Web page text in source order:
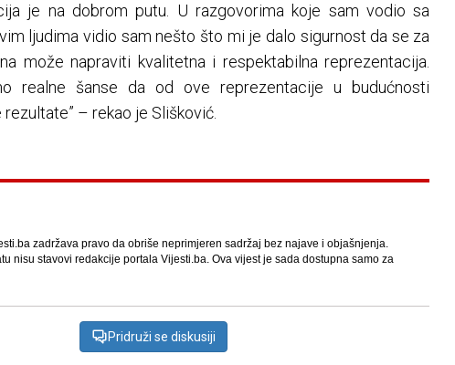
je na dobrom putu. U razgovorima koje sam vodio sa
ljudima vidio sam nešto što mi je dalo sigurnost da se za
može napraviti kvalitetna i respektabilna reprezentacija.
realne šanse da od ove reprezentacije u budućnosti
– rekao je Slišković.
zadržava pravo da obriše neprimjeren sadržaj bez najave i objašnjenja.
nisu stavovi redakcije portala Vijesti.ba. Ova vijest je sada dostupna samo za
Pridruži se diskusiji